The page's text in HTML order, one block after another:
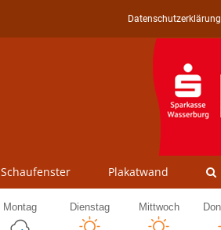
Datenschutzerklärung
Schaufenster Plakatwand